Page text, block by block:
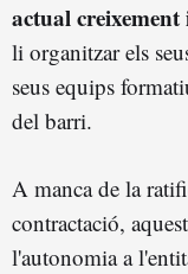
actual
li organitzar els
seus equips
del barri.
A manca de la
contractació,
l'autonomia a